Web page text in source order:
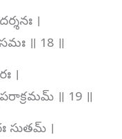
।
॥ 18 ॥
।
॥ 19 ॥
సుతమ్ ।